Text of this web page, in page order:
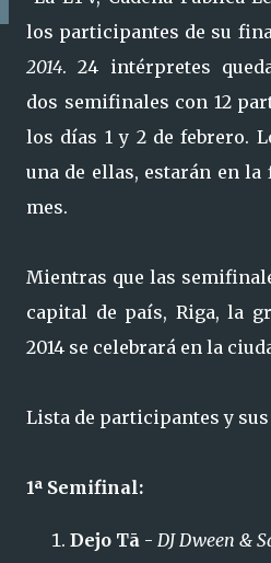
los participantes de su
2014. 24 intérpretes
dos semifinales con 12
los días 1 y 2 de febrero.
una de ellas, estarán en la
mes.
Mientras que las
capital de país, Riga, la
2014 se celebrará en la
Lista de participantes y
1ª Semifinal:
Dejo Tā - DJ Dween &